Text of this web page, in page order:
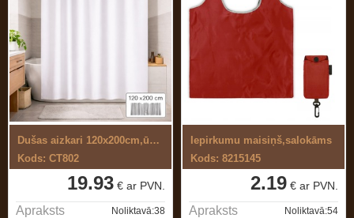
Dušas aizkari 120x200cm,ūdens ...
Kods: CT802
19.93 € ar PVN.
Apraksts Noliktavā:38
Iepirkumu maisiņš,salokāms
Kods: 8215145
2.19 € ar PVN.
Apraksts Noliktavā:54